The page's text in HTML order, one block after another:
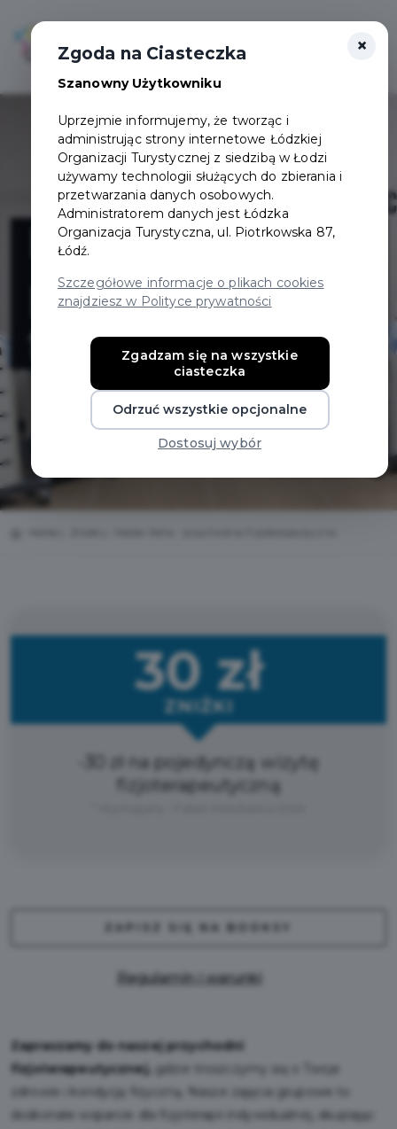
Login/Rejestracja
Master Reha -
przychodnia
30 zł
ZNIŻKI
-30 zł na pojedynczą wizytę
fizjoterapeutyczną
Regulamin i warunki
Zapraszamy do naszej przychodni
fizjoterapeutycznej,
gdzie troszczymy się o Twoje
zdrowie i kondycję fizyczną. Nasze zajęcia grupowe to
doskonałe wsparcie dla fizjoterapii indywidualnej, skupiając
×
Zgoda na Ciasteczka
Szanowny Użytkowniku
Uprzejmie informujemy, że tworząc i
administrując strony internetowe Łódzkiej
Organizacji Turystycznej z siedzibą w Łodzi
używamy technologii służących do zbierania i
przetwarzania danych osobowych.
Administratorem danych jest Łódzka
Organizacja Turystyczna, ul. Piotrkowska 87,
Łódź.
Szczegółowe informacje o plikach cookies
znajdziesz w Polityce prywatności
Zgadzam się na wszystkie
ciasteczka
Odrzuć wszystkie opcjonalne
Dostosuj wybór